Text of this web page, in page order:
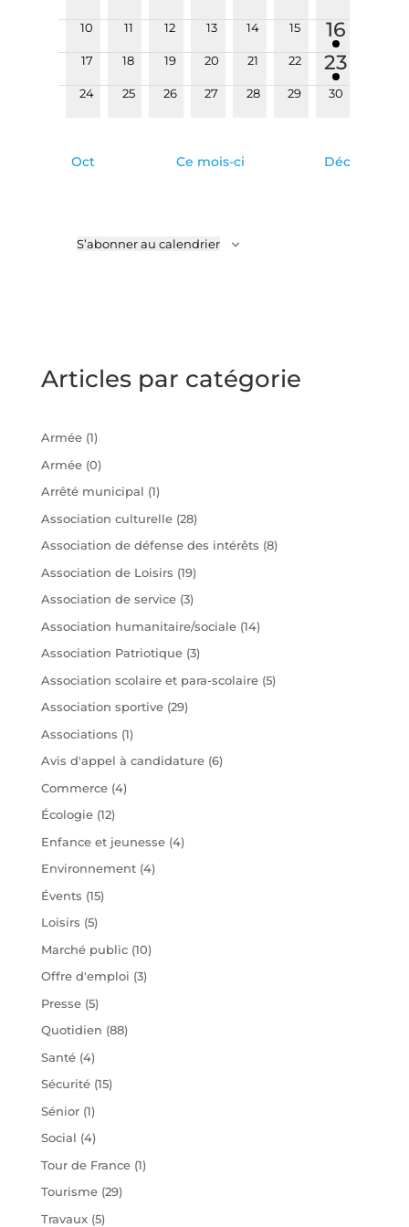
0
10
0
11
0
12
0
13
0
14
0
évènements
15
1
16
0
17
0
18
0
19
0
20
0
21
0
évènements
22
1
23
0
24
0
25
0
26
0
27
0
28
0
29
0
30
Oct Ce mois-ci Déc
S’abonner au calendrier
Articles par catégorie
Armée(1)
Armée(0)
Arrêté municipal (1)
Association culturelle(28)
Association de défense des intérêts (8)
Association de Loisirs (19)
Association de service(3)
Association humanitaire/sociale(14)
Association Patriotique(3)
Association scolaire et para-scolaire(5)
Association sportive(29)
Associations (1)
Avis d'appel à candidature(6)
Commerce(4)
Écologie(12)
Enfance et jeunesse(4)
Environnement(4)
Évents (15)
Loisirs (5)
Marché public(10)
Offre d'emploi (3)
Presse(5)
Quotidien (88)
Santé(4)
Sécurité(15)
Sénior(1)
Social (4)
Tour de France(1)
Tourisme(29)
Travaux(5)